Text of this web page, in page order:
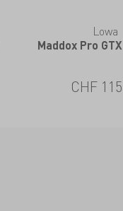
Lowa
Maddox Pro
CHF